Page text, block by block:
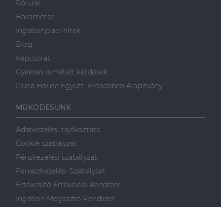
Rólunk
Barométer
Ingatlanpiaci hírek
Blog
Kapcsolat
Gyakran ismételt kérdések
Duna House Együtt, Erősebben Alapítvány
MŰKÖDÉSÜNK
Adatkezelési tájékoztató
Cookie szabályzat
Pénzkezelési szabályzat
Panaszkezelési Szabályzat
Értékesítő Értékelési Rendszer
Ingatlan Megosztó Rendszer